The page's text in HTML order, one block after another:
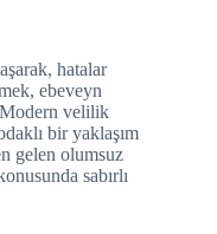
hatalar
ebeveyn
velilik
bir yaklaşım
gelen olumsuz
sabırlı